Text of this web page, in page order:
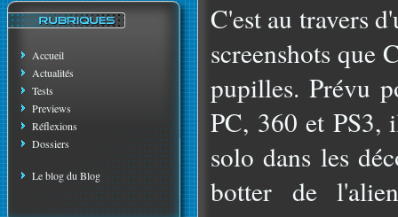
Accueil
Actualités
Tests
Previews
Réflexions
Dossiers
Le blog du Blog
C'est au travers
screenshots que
pupilles. Prévu
PC, 360 et PS3,
solo dans les
botter de